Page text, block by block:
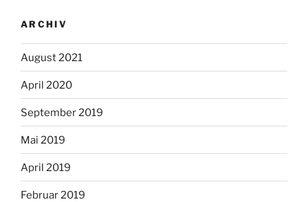
ARCHIV
August 2021
April 2020
September 2019
Mai 2019
April 2019
Februar 2019